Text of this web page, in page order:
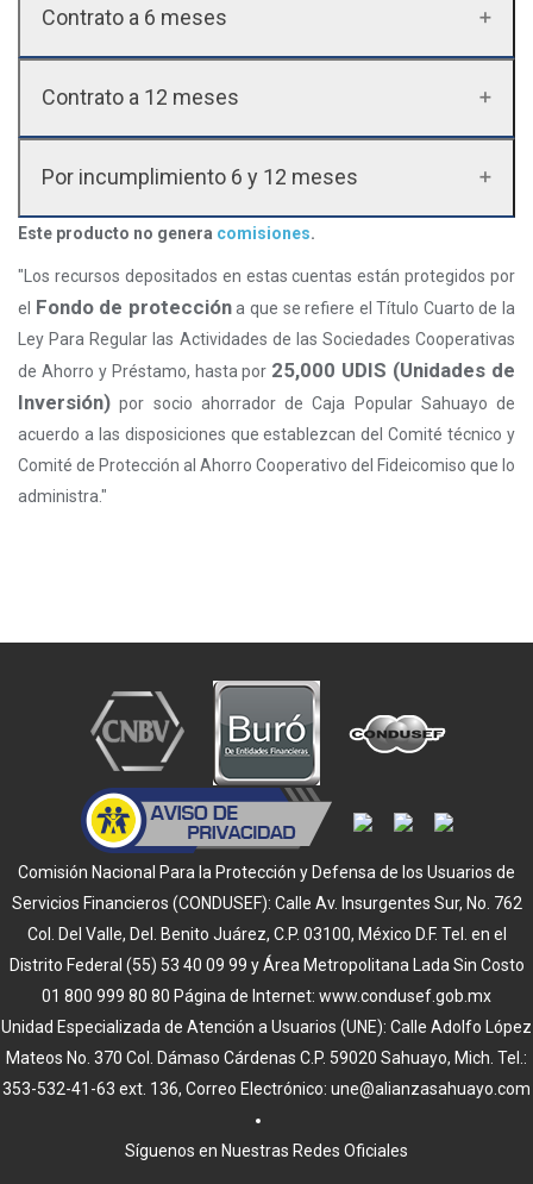
Contrato a 6 meses
Contrato a 12 meses
Por incumplimiento 6 y 12 meses
Este producto no genera comisiones.
"Los recursos depositados en estas cuentas están protegidos por
el Fondo de proteccióna que se refiere el Título Cuarto de la
Ley Para Regular las Actividades de las Sociedades Cooperativas
de Ahorro y Préstamo, hasta por 25,000 UDIS (Unidades de
Inversión) por socio ahorrador de Caja Popular Sahuayo de
acuerdo a las disposiciones que establezcan del Comité técnico y
Comité de Protección al Ahorro Cooperativo del Fideicomiso que lo
administra."
Comisión Nacional Para la Protección y Defensa de los Usuarios de
Servicios Financieros (CONDUSEF): Calle Av. Insurgentes Sur, No. 762
Col. Del Valle, Del. Benito Juárez, C.P. 03100, México D.F. Tel. en el
Distrito Federal (55) 53 40 09 99 y Área Metropolitana Lada Sin Costo
01 800 999 80 80 Página de Internet: www.condusef.gob.mx
Unidad Especializada de Atención a Usuarios (UNE): Calle Adolfo López
Mateos No. 370 Col. Dámaso Cárdenas C.P. 59020 Sahuayo, Mich. Tel.:
353-532-41-63 ext. 136, Correo Electrónico: une@alianzasahuayo.com
Síguenos en Nuestras Redes Oficiales